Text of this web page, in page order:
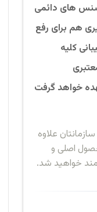
۳ یعنی لایسنس های دائمی
هم برای رفع
کلیه
خواهد گرفت
علاوه
اصلی و
مند خواهید شد.